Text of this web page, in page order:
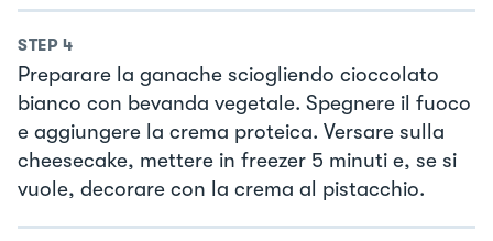
STEP 4
Preparare la ganache sciogliendo cioccolato
bianco con bevanda vegetale. Spegnere il fuoco
e aggiungere la crema proteica. Versare sulla
cheesecake, mettere in freezer 5 minuti e, se si
vuole, decorare con la crema al pistacchio.